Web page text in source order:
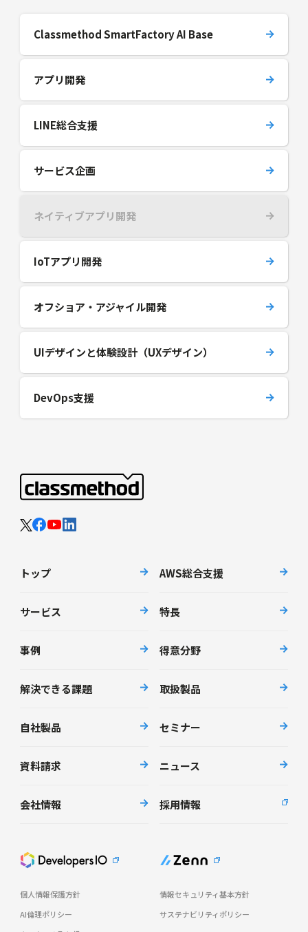
Classmethod SmartFactory AI Base
アプリ開発
LINE総合支援
サービス企画
ネイティブアプリ開発
IoTアプリ開発
オフショア・アジャイル開発
UIデザインと体験設計（UXデザイン）
DevOps支援
トップ AWS総合支援
サービス 特長
事例 得意分野
解決できる課題 取扱製品
自社製品 セミナー
資料請求 ニュース
会社情報 採用情報
個人情報保護方針
情報セキュリティ基本方針
AI倫理ポリシー
サステナビリティポリシー